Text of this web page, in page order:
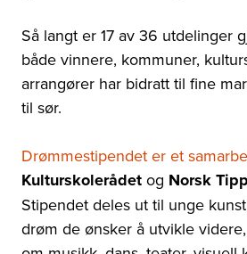
Så langt er 17 av 36 utdelinger
både vinnere, kommuner,
arrangører har bidratt til fine
til sør.
Drømmestipendet er et
Kulturskolerådet og Norsk
Stipendet deles ut til unge
drøm de ønsker å utvikle